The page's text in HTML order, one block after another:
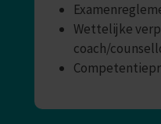
Wettelijke
coach/